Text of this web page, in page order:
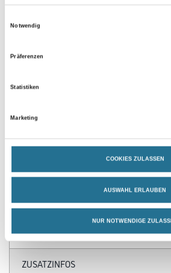
Notwendig
Präferenzen
Statistiken
Marketing
COOKIES ZULASSEN
AUSWAHL ERLAUBEN
NUR NOTWENDIGE
- Verringert die Fugentiefe und spart
und Kaltfugendichtmittel geeignet
ZUSATZINFOS